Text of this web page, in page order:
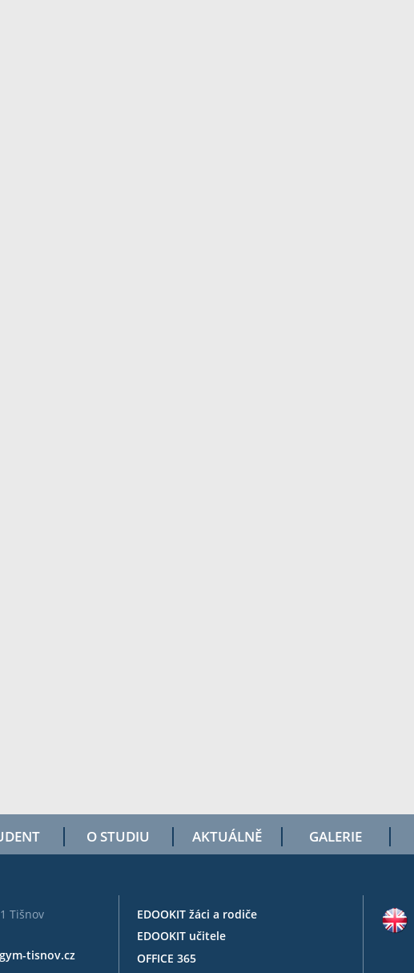
O STUDIU AKTUÁLNĚ GALERIE
Tišnov
tisnov.cz
EDOOKIT žáci a rodiče
EDOOKIT učitele
OFFICE 365